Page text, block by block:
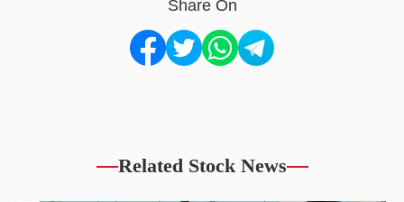
Share On
Related Stock News